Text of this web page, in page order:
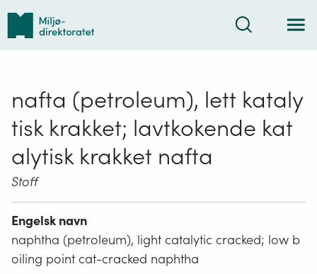
Tilbake
forsiden
Søk
nafta (petroleum), lett kataly
tisk krakket; lavtkokende kat
alytisk krakket nafta
Stoff
Engelsk navn
naphtha (petroleum), light catalytic cracked; low b
oiling point cat-cracked naphtha